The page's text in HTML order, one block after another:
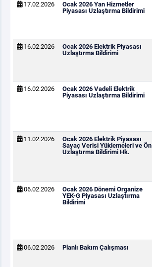
17.02.2026
Ocak 2026 Yan Hizmetler
Piyasası Uzlaştırma Bildirimi
16.02.2026
Ocak 2026 Elektrik Piyasası
Uzlaştırma Bildirimi
16.02.2026
Ocak 2026 Vadeli Elektrik
Piyasası Uzlaştırma Bildirimi
11.02.2026
Ocak 2026 Elektrik Piyasası
Sayaç Verisi Yüklemeleri ve Ön
Uzlaştırma Bildirimi Hk.
06.02.2026
Ocak 2026 Dönemi Organize
YEK-G Piyasası Uzlaştırma
Bildirimi
06.02.2026 Planlı Bakım Çalışması